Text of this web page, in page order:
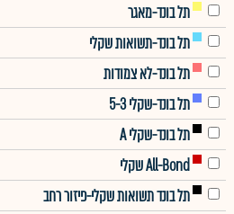
תל בונד-מאגר
תל בונד-תשואות שקלי
תל בונד-לא צמודות
תל בונד-שקלי 5-3
תל בונד-שקלי A
All-Bond שקלי
תל בונד תשואות שקלי-פיזור רחב